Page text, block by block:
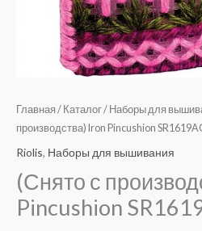
Главная / Каталог/ Наборы для
производства) Iron Pincushion
Riolis, Наборы для вышивания
(Снято с
Pincushion